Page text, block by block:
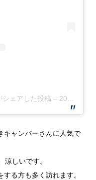
ェアした投稿 – 2016年 8月月13日午後10時42分PDT
キャンパーさんに人気で
しいです。
る方も多く訪れます。